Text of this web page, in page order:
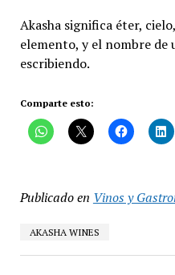
Akasha significa éter,
elemento, y el nombre de
escribiendo.
Comparte esto:
Publicado en Vinos y
AKASHA WINES